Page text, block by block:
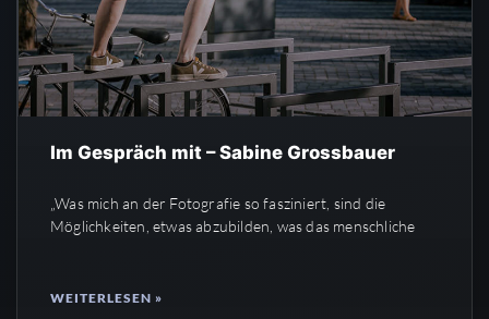
Im Gespräch mit – Sabine Grossbauer
„Was mich an der Fotografie so fasziniert, sind die
Möglichkeiten, etwas abzubilden, was das menschliche
WEITERLESEN »